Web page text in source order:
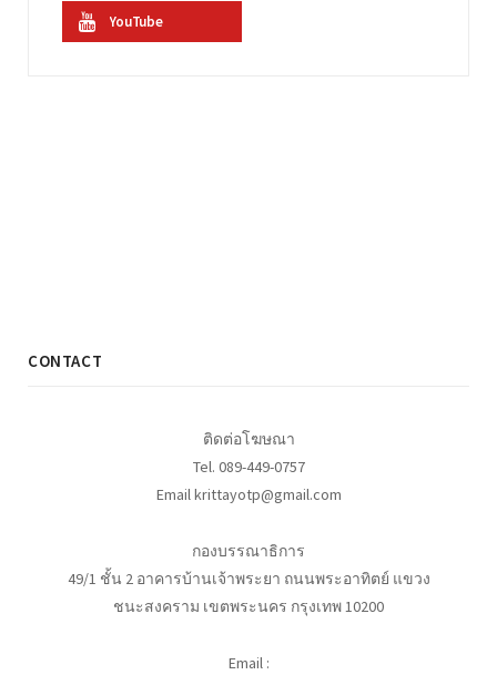
YouTube
CONTACT
ติดต่อโฆษณา
Tel. 089-449-0757
Email krittayotp@gmail.com
กองบรรณาธิการ
49/1 ชั้น 2 อาคารบ้านเจ้าพระยา ถนนพระอาทิตย์ แขวง
ชนะสงคราม เขตพระนคร กรุงเทพ 10200
Email :